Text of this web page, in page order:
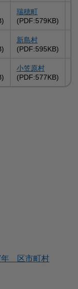
瑞穂町
(PDF:579KB)
新島村
(PDF:595KB)
小笠原村
(PDF:577KB)
年 区市町村